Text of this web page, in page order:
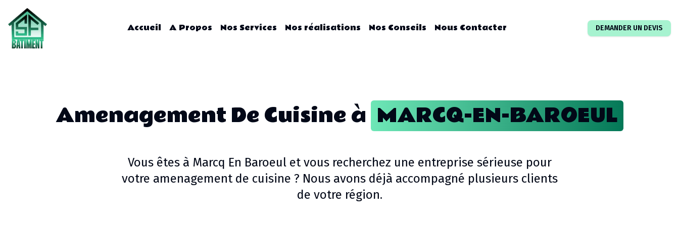
Accueil A Propos Nos Services Nos réalisations Nos Conseils Nous Contacter DEMANDER UN DEVIS
Amenagement De Cuisineà MARCQ-EN-BAROEUL
Vous êtes à Marcq En Baroeulet vous recherchez une entreprise sérieuse pour
votre amenagement de cuisine ? Nous avons déjà accompagné plusieurs clients
de votre région.